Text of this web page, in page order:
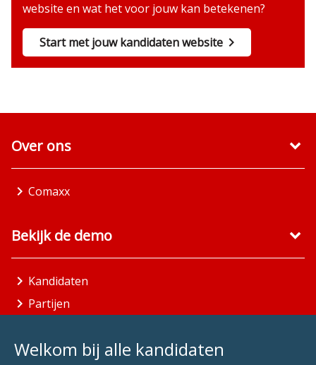
website en wat het voor jouw kan betekenen?
Start met jouw kandidaten website
Welkom bij alle kandidaten
Over ons
Comaxx
Bekijk de demo
Kandidaten
Partijen
Aandachtsgebieden